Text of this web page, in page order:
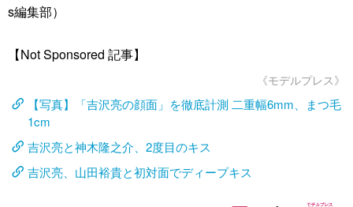
s編集部）
【Not Sponsored 記事】
《モデルプレス》
【写真】「吉沢亮の顔面」を徹底計測 二重幅6mm、まつ毛
1cm
吉沢亮と神木隆之介、2度目のキス
吉沢亮、山田裕貴と初対面でディープキス